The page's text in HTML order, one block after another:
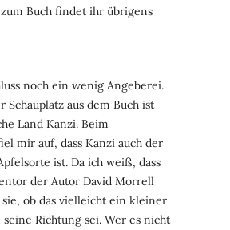
Buch findet ihr übrigens
noch ein wenig Angeberei.
Schauplatz aus dem Buch ist
Land Kanzi. Beim
mir auf, dass Kanzi auch der
ist. Da ich weiß, dass
der Autor David Morrell
ob das vielleicht ein kleiner
Richtung sei. Wer es nicht